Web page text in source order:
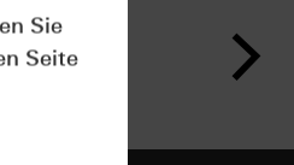
Sie
Seite